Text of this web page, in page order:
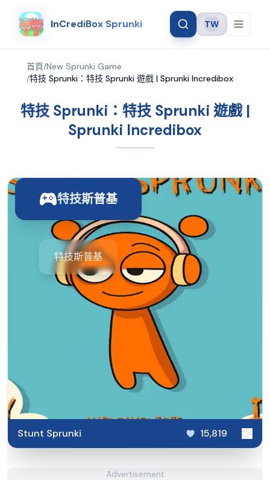
InCrediBox Sprunki Language
TW
首頁/New Sprunki Game
/特技 Sprunki：特技 Sprunki 遊戲 | Sprunki Incredibox
特技 Sprunki：特技 Sprunki 遊戲 |
Sprunki Incredibox
特技斯普基
特技斯普基
Stunt Sprunki​ 15,819
Advertisement